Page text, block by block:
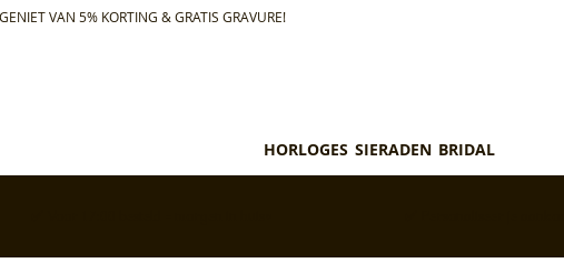
GENIET VAN 5% KORTING & GRATIS GRAVURE!
HORLOGES SIERADEN BRIDAL